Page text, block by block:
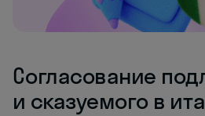
Согласование
и сказуемого в